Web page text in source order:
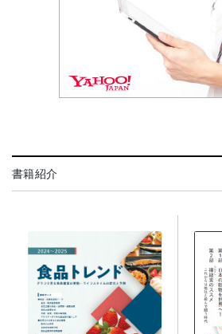
書籍紹介